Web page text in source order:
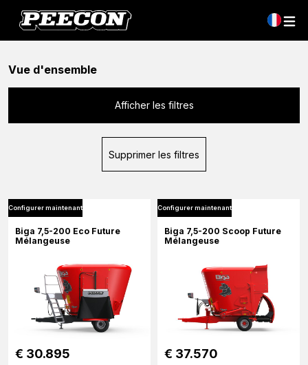
Vue d'ensemble
Afficher les filtres
Supprimer les filtres
Configurer maintenant
Biga 7,5-200 Eco Future
Mélangeuse
€ 30.895
Configurer maintenant
Biga 7,5-200 Scoop Future
Mélangeuse
€ 37.570